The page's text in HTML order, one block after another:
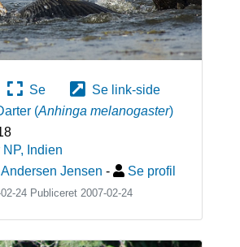
Se
Se link-side
(Anhinga melanogaster)
NP, Indien
Jensen - Se profil
24 Publiceret 2007-02-24